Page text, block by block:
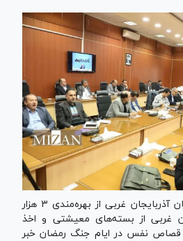
رئیس کل دادگستری استان آذربایجان غربی از بهره‌مندی ۳ هزار
غربی از بسته‌های معیشتی و اخذ
محکوم به قصاص نفس در ایام جنگ رمضان خبر